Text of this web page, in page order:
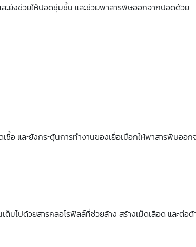
ละยังช่วยให้ปอดชุ่มชื้น และช่วยพาสารพิษออกจากปอดด้วย
อ และยังกระตุ้นการทำงานของเยื่อเมือกให้พาสารพิษออ
มไปด้วยสารคลอโรฟิลล์ที่ช่วยล้าง สร้างเม็ดเลือด และต่อ